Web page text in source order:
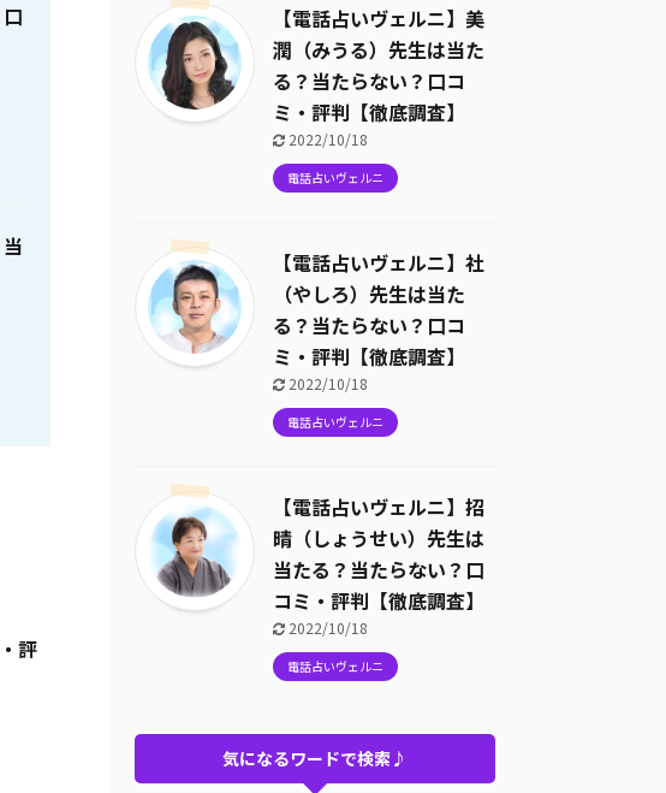
評
【電話占いヴェルニ】美
潤（みうる）先生は当た
る？当たらない？口コ
ミ・評判【徹底調査】
2022/10/18
電話占いヴェルニ
【電話占いヴェルニ】社
（やしろ）先生は当た
る？当たらない？口コ
ミ・評判【徹底調査】
2022/10/18
電話占いヴェルニ
【電話占いヴェルニ】招
晴（しょうせい）先生は
当たる？当たらない？口
コミ・評判【徹底調査】
2022/10/18
電話占いヴェルニ
気になるワードで検索♪